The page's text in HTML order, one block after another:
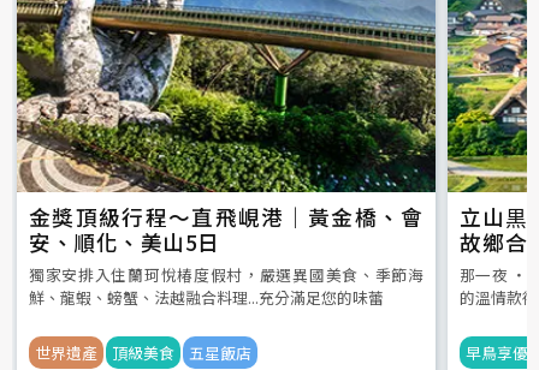
金獎頂級行程～直飛峴港｜黃金橋、會
安、順化、美山5日
獨家安排入住蘭珂悅椿度假村，嚴選異國美食、季節海
鮮、龍蝦、螃蟹、法越融合料理...充分滿足您的味蕾
世界遺產 頂級美食 五星飯店
立山黒
故鄉合
5日
那一夜 ‧
的溫情款
早鳥享優